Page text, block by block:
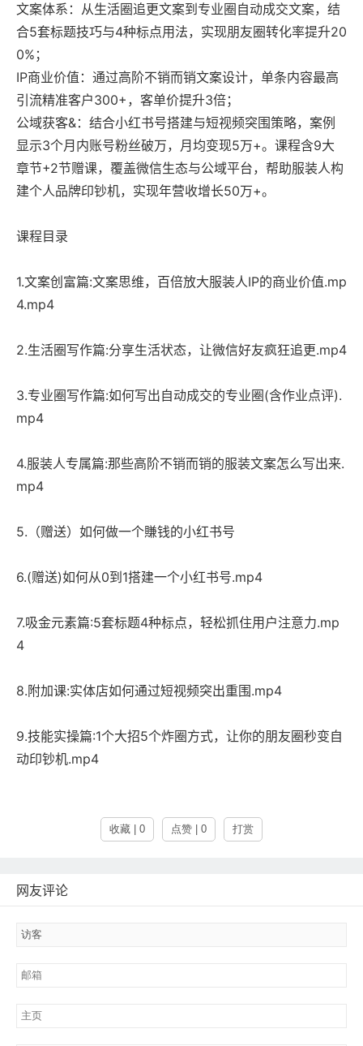
文案体系：从生活圈追更文案到专业圈自动成交文案，结
合5套标题技巧与4种标点用法，实现朋友圈转化率提升20
0%；
IP商业价值：通过高阶不销而销文案设计，单条内容最高
引流精准客户300+，客单价提升3倍；
公域获客&：结合小红书号搭建与短视频突围策略，案例
显示3个月内账号粉丝破万，月均变现5万+。课程含9大
章节+2节赠课，覆盖微信生态与公域平台，帮助服装人构
建个人品牌印钞机，实现年营收增长50万+。
课程目录
1.文案创富篇:文案思维，百倍放大服装人IP的商业价值.mp
4.mp4
2.生活圈写作篇:分享生活状态，让微信好友疯狂追更.mp4
3.专业圈写作篇:如何写出自动成交的专业圈(含作业点评).
mp4
4.服装人专属篇:那些高阶不销而销的服装文案怎么写出来.
mp4
5.（赠送）如何做一个賺钱的小红书号
6.(赠送)如何从0到1搭建一个小红书号.mp4
7.吸金元素篇:5套标题4种标点，轻松抓住用户注意力.mp
4
8.附加课:实体店如何通过短视频突出重围.mp4
9.技能实操篇:1个大招5个炸圈方式，让你的朋友圈秒变自
动印钞机.mp4
收藏 | 0 点赞 | 0 打赏
网友评论